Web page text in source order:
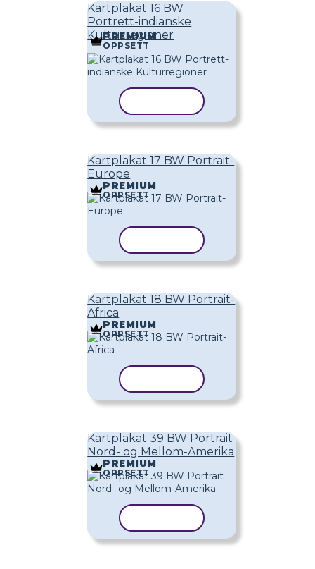
Kartplakat 16 BW
Portrett-indianske
Kulturregioner
PREMIUM
OPPSETT
Kartplakat 17 BW Portrait-
Europe
PREMIUM
OPPSETT
Kartplakat 18 BW Portrait-
Africa
PREMIUM
OPPSETT
Kartplakat 39 BW Portrait
Nord- og Mellom-Amerika
PREMIUM
OPPSETT